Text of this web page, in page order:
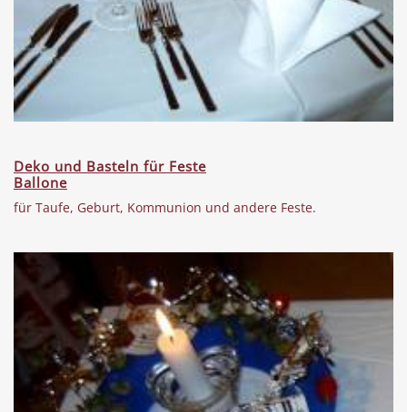
Deko und Basteln für Feste
Ballone
für Taufe, Geburt, Kommunion und andere Feste.